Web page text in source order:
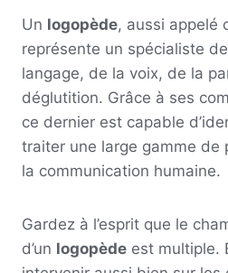
Un logopède, aussi appelé
représente un spécialiste
langage, de la voix, de la
déglutition. Grâce à ses
ce dernier est capable
traiter une large gamme de
la communication humaine.
Gardez à l’esprit que le
d’un logopède est multiple.